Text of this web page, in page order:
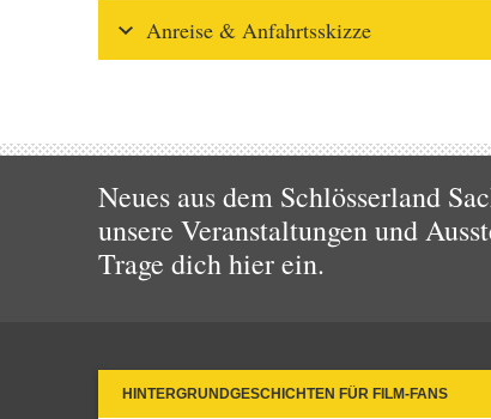
Anreise & Anfahrtsskizze
Neues aus dem Schlösserland
unsere Veranstaltungen und
Trage dich hier ein.
HINTERGRUNDGESCHICHTEN FÜR FILM-FANS